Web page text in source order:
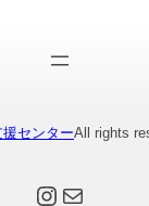
センターAll rights
Instagram メール